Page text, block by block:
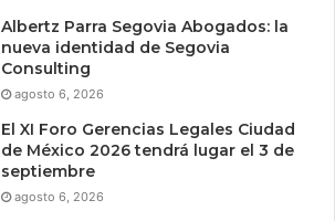
Albertz Parra Segovia Abogados: la
nueva identidad de Segovia
Consulting
agosto 6, 2026
El XI Foro Gerencias Legales Ciudad
de México 2026 tendrá lugar el 3 de
septiembre
agosto 6, 2026